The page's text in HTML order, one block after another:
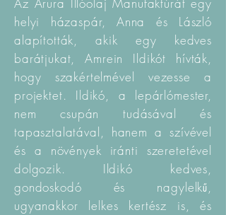
helyi házaspár, Anna és László
alapították, akik egy kedves
barátjukat, Amrein Ildikót hívták,
hogy szakértelmével vezesse a
projektet. Ildikó, a lepárlómester,
nem csupán tudásával és
tapasztalatával, hanem a szívével
és a növények iránti szeretetével
dolgozik. Ildikó kedves,
gondoskodó és nagylelkű,
ugyanakkor lelkes kertész is, és